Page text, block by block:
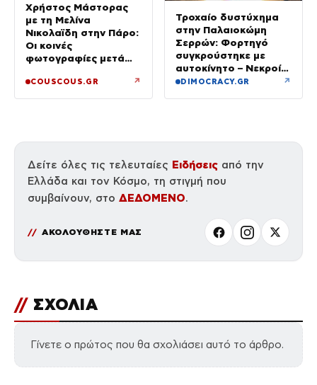
Χρήστος Μάστορας
με τη Μελίνα
Νικολαϊδη στην Πάρο:
Οι κοινές
φωτογραφίες μετά
τη Γαρυφαλιά
COUSCOUS.GR ↗
Τροχαίο δυστύχημα
στην Παλαιοκώμη
Σερρών: Φορτηγό
συγκρούστηκε με
αυτοκίνητο – Νεκροί
οι επιβάτες του ΙΧ
DIMOCRACY.GR ↗
Δείτε όλες τις τελευταίες Ειδήσεις από την
Ελλάδα και τον Κόσμο, τη στιγμή που
συμβαίνουν, στο ΔΕΔΟΜΕΝΟ.
ΑΚΟΛΟΥΘΗΣΤΕ ΜΑΣ
// ΣΧΟΛΙΑ
Γίνετε ο πρώτος που θα σχολιάσει αυτό το άρθρο.